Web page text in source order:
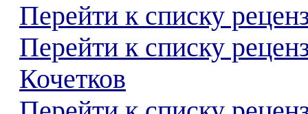
Перейти к списку
Перейти к списку
Кочетков